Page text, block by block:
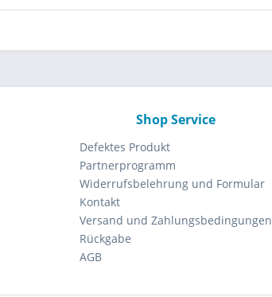
Shop Service
Defektes Produkt
Partnerprogramm
Widerrufsbelehrung und Formular
Kontakt
Versand und Zahlungsbedingungen
Rückgabe
AGB